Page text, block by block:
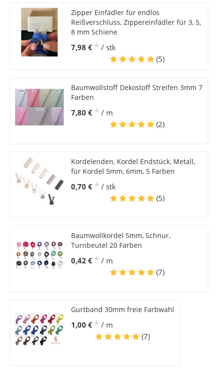
Zipper Einfädler für endlos
Reißverschluss, Zippereinfädler für 3, 5,
8 mm Schiene
7,98 € * / stk
(5)
Baumwollstoff Dekostoff Streifen 3mm 7
Farben
7,80 € * / m
(2)
Kordelenden, Kordel Endstück, Metall,
für Kordel 5mm, 6mm, 5 Farben
0,70 € * / stk
(5)
Baumwollkordel 5mm, Schnur,
Turnbeutel 20 Farben
0,42 € * / m
(7)
Gurtband 30mm freie Farbwahl
1,00 € * / m
(7)